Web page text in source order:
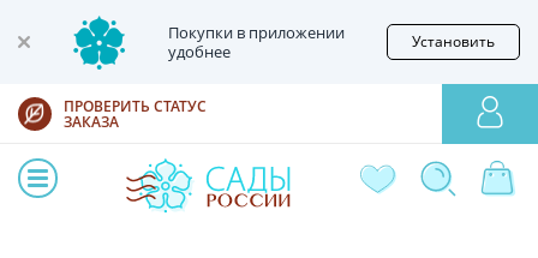
Покупки в приложении
удобнее
Установить
ПРОВЕРИТЬ СТАТУС
ЗАКАЗА